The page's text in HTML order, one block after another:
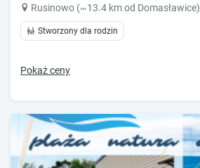
Rusinowo (~13.4 km od Domasławice)
Stworzony dla rodzin
Pokaż ceny